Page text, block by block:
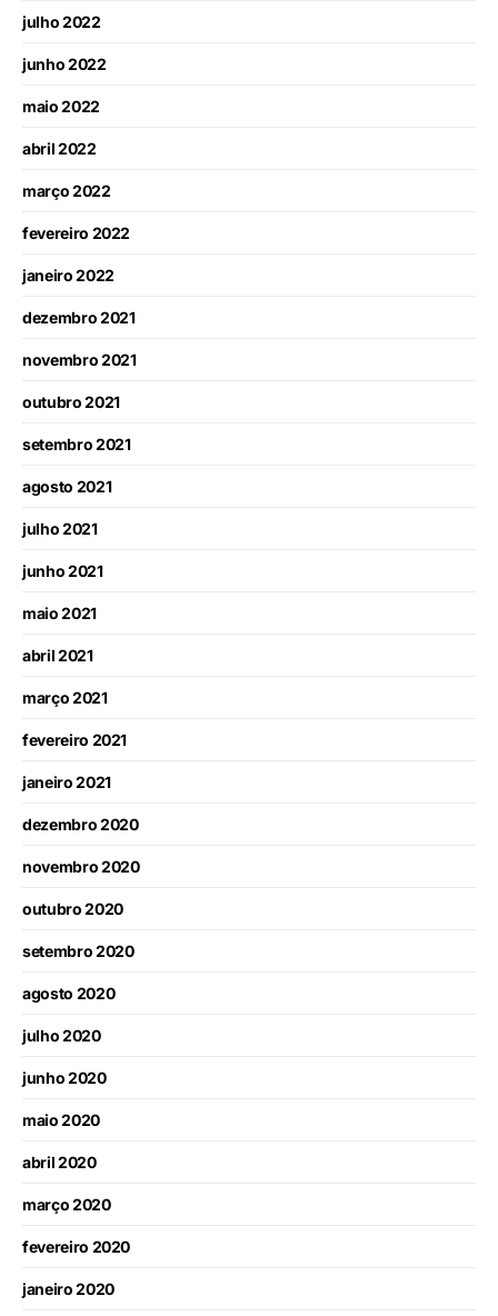
julho 2022
junho 2022
maio 2022
abril 2022
março 2022
fevereiro 2022
janeiro 2022
dezembro 2021
novembro 2021
outubro 2021
setembro 2021
agosto 2021
julho 2021
junho 2021
maio 2021
abril 2021
março 2021
fevereiro 2021
janeiro 2021
dezembro 2020
novembro 2020
outubro 2020
setembro 2020
agosto 2020
julho 2020
junho 2020
maio 2020
abril 2020
março 2020
fevereiro 2020
janeiro 2020